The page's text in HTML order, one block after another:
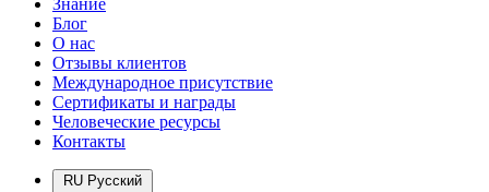
Блог
О нас
Отзывы клиентов
Международное присутствие
Сертификаты и награды
Человеческие ресурсы
Контакты
RU Русский